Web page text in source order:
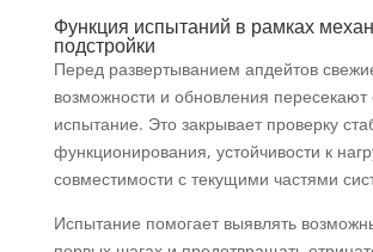
Функция испытаний в рамках
подстройки
Перед развертыванием апдейтов
возможности и обновления пересекают
испытание. Это закрывает проверку
функционирования, устойчивости к
совместимости с текущими частями
Испытание помогает выявлять